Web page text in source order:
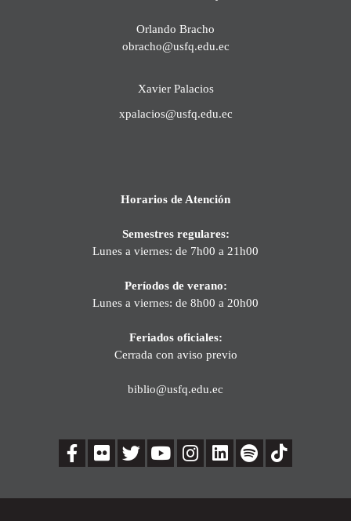
Orlando Bracho
obracho@usfq.edu.ec
Xavier Palacios
xpalacios@usfq.edu.ec
Horarios de Atención
Semestres regulares:
Lunes a viernes: de 7h00 a 21h00
Períodos de verano:
Lunes a viernes: de 8h00 a 20h00
Feriados oficiales:
Cerrada con aviso previo
biblio@usfq.edu.ec